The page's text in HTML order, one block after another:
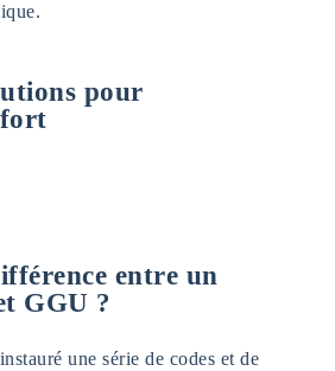
pour
entre un
GGU ?
une série de codes et de